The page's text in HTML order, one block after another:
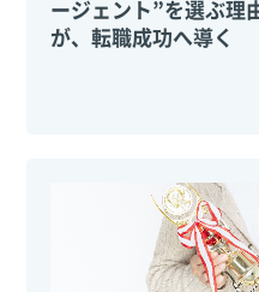
ージェント”を選ぶ
が、転職成功へ導く